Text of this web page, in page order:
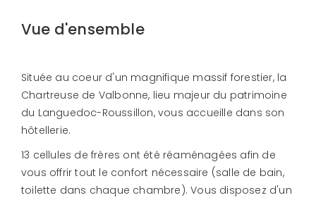
Vue d'ensemble
Située au coeur d'un magnifique massif forestier, la
Chartreuse de Valbonne, lieu majeur du patrimoine
du Languedoc-Roussillon, vous accueille dans son
hôtellerie.
13 cellules de frères ont été réaménagées afin de
vous offrir tout le confort nécessaire (salle de bain,
toilette dans chaque chambre). Vous disposez d'un